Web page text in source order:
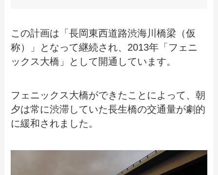
この計画は「長岡東西道路渋海川橋梁（仮
称）」となって継続され、2013年「フェニ
ックス大橋」として開通しています。
フェニックス大橋ができたことによって、朝
夕は常に渋滞していた長生橋の交通量が劇的
に緩和されました。